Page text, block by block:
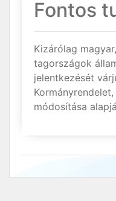
Fontos
Kizárólag
tagországok
jelentkezését
Kormányrendelet,
módosítása